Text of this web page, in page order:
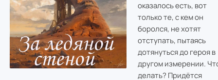
оказалось есть, вот
только те, с кем он
боролся, не хотят
отступать, пытаясь
дотянуться до героя в
другом измерении.
делать? Придётся